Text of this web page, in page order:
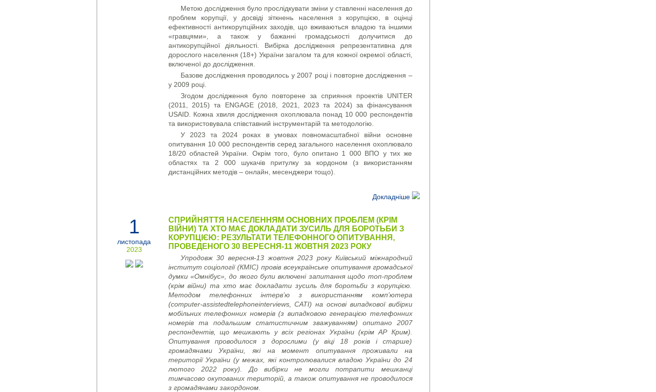
Метою дослідження було прослідкувати зміни у ставленні населення до
проблем корупції, у досвіді зіткнень населення з корупцією, в оцінці
ефективності антикорупційних заходів, що вживаються владою та іншими
«гравцями», а також у бажанні громадськості долучитися до
антикорупційної діяльності. Вибірка дослідження репрезентативна для
дорослого населення (18+) України загалом та для кожної окремої області,
включеної до дослідження.
Базове дослідження проводилось у 2007 році і повторне дослідження –
у 2009 році.
Згодом дослідження було повторене за сприяння проектів UNITER
(2011, 2015) та ENGAGE (2018, 2021, 2023 та 2024) за фінансування
USAID. Кожна хвиля дослідження охоплювала понад 10 000 респондентів
та використовувала співставний інструментарій та методологію.
У 2023 та 2024 роках в умовах повномасштабної війни основне
опитування 10 000 респондентів серед загального населення охоплювало
18/20 областей України. Окрім того, було опитано 1 000 ВПО у тих же
областях та 2 000 шукачів притулку за кордоном (з використанням
дистанційних методів – онлайн, месенджери тощо).
Докладніше
1
листопада
2023
СПРИЙНЯТТЯ НАСЕЛЕННЯМ ОСНОВНИХ ПРОБЛЕМ (КРІМ
ВІЙНИ) ТА ХТО МАЄ ДОКЛАДАТИ ЗУСИЛЬ ДЛЯ БОРОТЬБИ З
КОРУПЦІЄЮ: РЕЗУЛЬТАТИ ТЕЛЕФОННОГО ОПИТУВАННЯ,
ПРОВЕДЕНОГО 30 ВЕРЕСНЯ-11 ЖОВТНЯ 2023 РОКУ
Упродовж 30 вересня-13 жовтня 2023 року Київський міжнародний
інститут соціології (КМІС) провів всеукраїнське опитування громадської
думки «Омнібус», до якого були включені запитання щодо топ-проблем
(крім війни) та хто має докладати зусиль для боротьби з корупцією.
Методом телефонних інтерв’ю з використанням комп’ютера
(computer-assistedtelephoneinterviews, CATI) на основі випадкової вибірки
мобільних телефонних номерів (з випадковою генерацією телефонних
номерів та подальшим статистичним зважуванням) опитано 2007
респондентів, що мешкають у всіх регіонах України (крім АР Крим).
Опитування проводилося з дорослими (у віці 18 років і старше)
громадянами України, які на момент опитування проживали на
території України (у межах, які контролювалися владою України до 24
лютого 2022 року). До вибірки не могли потрапити мешканці
тимчасово окупованих територій, а також опитування не проводилося
з громадянами закордоном.